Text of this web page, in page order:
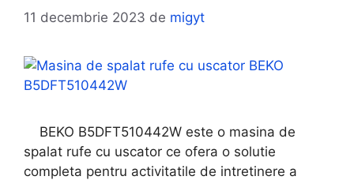
11 decembrie 2023 de migyt
BEKO B5DFT510442W este o masina de
spalat rufe cu uscator ce ofera o solutie
completa pentru activitatile de intretinere a